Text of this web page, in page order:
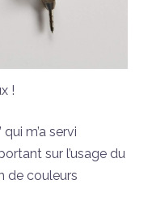
!
m’a servi
sur l’usage du
de couleurs